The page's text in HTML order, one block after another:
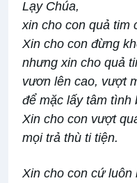
Lạy Chúa,
xin cho con quả tim
Xin cho con đừng
nhưng xin cho quả
vươn lên cao, vượt
để mặc lấy tâm tình
Xin cho con vượt
mọi trả thù ti tiện.
Xin cho con cứ luôn